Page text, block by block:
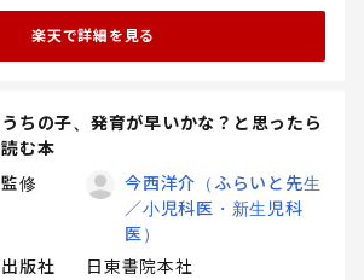
楽天で詳細を見る
うちの子、発育が早いかな？と思ったら
読む本
監修
今西洋介（ふらいと先生
／小児科医・新生児科
医）
出版社
日東書院本社